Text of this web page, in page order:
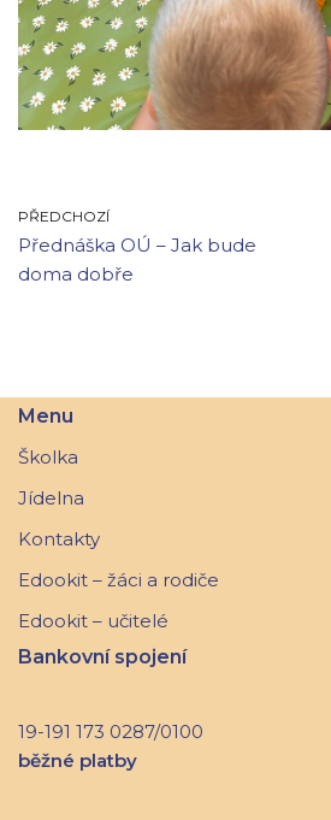
PŘEDCHOZÍ
Přednáška OÚ – Jak bude
doma dobře
Menu
Školka
Jídelna
Kontakty
Edookit – žáci a rodiče
Edookit – učitelé
Bankovní spojení
19-191 173 0287/0100
běžné platby